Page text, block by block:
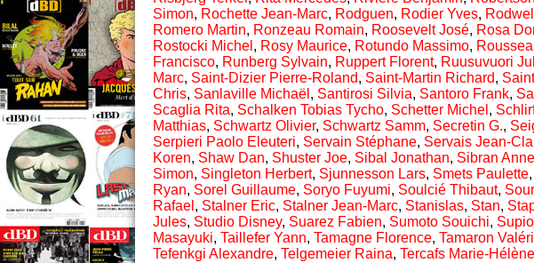
Simon, Rochette Jean-Marc, Rodguen, Rodier Yves,
Romero Martin, Ronzeau Romain, Roosevelt José, Rosa
Rostocki Michel , Rosy Maurice, Rotundo Massimo,
Francisco, Runberg Sylvain, Ruppert Florent, Ruusuvuori
Marc, Saint-Dizier Pierre-Roland, Saint-Martin Richard,
Chris, Sanlaville Michaël , Santirosi Silvia, Santoro Frank,
Scaglia Rita, Schalken Tobias Tycho, Schetter Michel ,
Matthias, Schwartz Olivier, Schwartz Samm, Secretin G.,
Serpieri Paolo Eleuteri, Servain Stéphane, Servais Jean-
Koren, Shaw Dan, Shuster Joe, Sibal Jonathan, Sibran Anne
Simon, Singleton Herbert, Sjunnesson Lars, Smets Paulette,
Ryan, Sorel Guillaume, Soryo Fuyumi, Soulcié Thibaut,
Rafael , Stalner Eric, Stalner Jean-Marc, Stanislas, Stan,
Jules, Studio Disney, Suarez Fabien, Sumoto Souichi,
Masayuki, Taillefer Yann, Tamagne Florence, Tamaron
Tefenkgi Alexandre, Telgemeier Raina, Tercafs Marie-Hélène